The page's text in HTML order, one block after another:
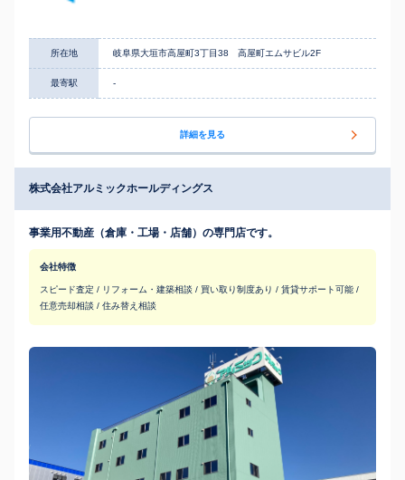
所在地 岐阜県大垣市高屋町3丁目38 高屋町エムサビル2F
最寄駅 -
詳細を見る
株式会社アルミックホールディングス
事業用不動産（倉庫・工場・店舗）の専門店です。
会社特徴
スピード査定 / リフォーム・建築相談 / 買い取り制度あり / 賃貸サポート可能 /
任意売却相談 / 住み替え相談